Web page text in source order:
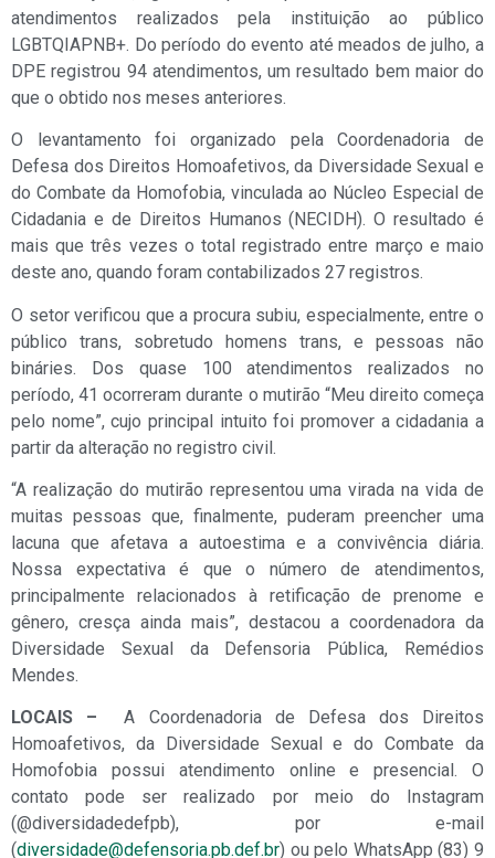
atendimentos realizados pela instituição ao público
LGBTQIAPNB+. Do período do evento até meados de julho, a
DPE registrou 94 atendimentos, um resultado bem maior do
que o obtido nos meses anteriores.
O levantamento foi organizado pela Coordenadoria de
Defesa dos Direitos Homoafetivos, da Diversidade Sexual e
do Combate da Homofobia, vinculada ao Núcleo Especial de
Cidadania e de Direitos Humanos (NECIDH). O resultado é
mais que três vezes o total registrado entre março e maio
deste ano, quando foram contabilizados 27 registros.
O setor verificou que a procura subiu, especialmente, entre o
público trans, sobretudo homens trans, e pessoas não
bináries. Dos quase 100 atendimentos realizados no
período, 41 ocorreram durante o mutirão “Meu direito começa
pelo nome”, cujo principal intuito foi promover a cidadania a
partir da alteração no registro civil.
“A realização do mutirão representou uma virada na vida de
muitas pessoas que, finalmente, puderam preencher uma
lacuna que afetava a autoestima e a convivência diária.
Nossa expectativa é que o número de atendimentos,
principalmente relacionados à retificação de prenome e
gênero, cresça ainda mais”, destacou a coordenadora da
Diversidade Sexual da Defensoria Pública, Remédios
Mendes.
LOCAIS –
A Coordenadoria de Defesa dos Direitos
Homoafetivos, da Diversidade Sexual e do Combate da
Homofobia possui atendimento online e presencial. O
contato pode ser realizado por meio do Instagram
(@‌diversidadedefpb), por e-mail
(diversidade@defensoria.pb.def.br) ou pelo WhatsApp (83) 9